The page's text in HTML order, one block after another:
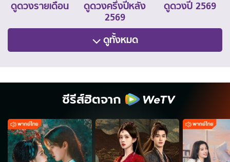
ดูดวงรายเดือน
ดูดวงครึ่งปีหลัง
2569
ดูดวงปี 2569
ดูทั้งหมด
ซีรีส์ฮิตจาก